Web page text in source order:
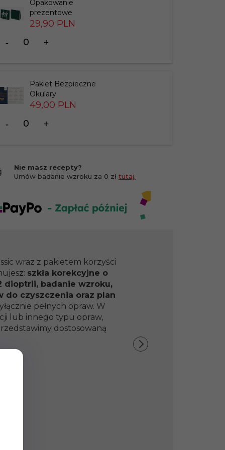
Opakowanie
prezentowe
29,90 PLN
dla
Pakiet Bezpieczne
Okulary
49,00 PLN
dla
Nie masz recepty?
Umów badanie wzroku za 0 zł tutaj.
wraz z pakietem korzyści
szkła korekcyjne o
dioptrii, badanie wzroku,
do czyszczenia oraz plan
pełnych opraw. W
lub innego typu opraw,
dostosowaną